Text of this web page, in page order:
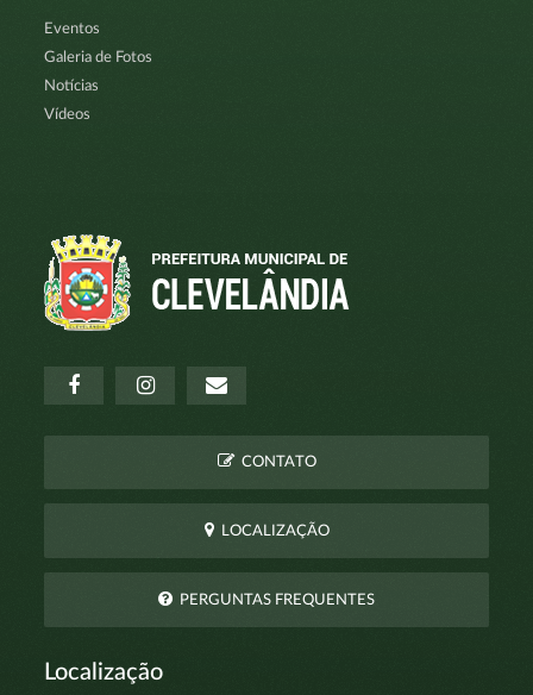
Eventos
Galeria de Fotos
Notícias
Vídeos
CONTATO
LOCALIZAÇÃO
PERGUNTAS FREQUENTES
Localização